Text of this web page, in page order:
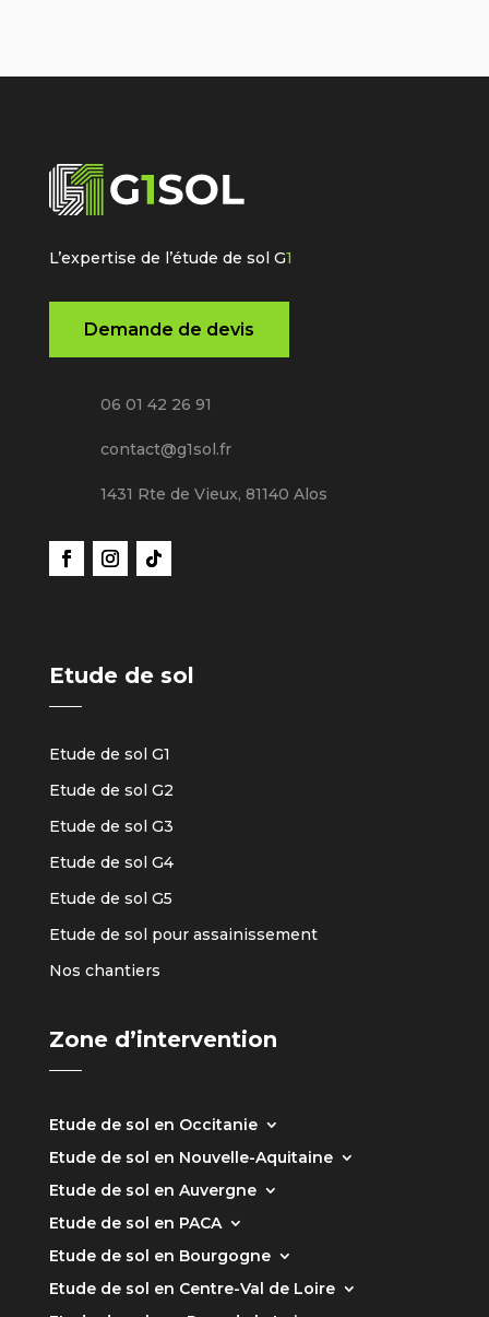
L’expertise de l’étude de sol G1
Demande de devis
06 01 42 26 91
contact@g1sol.fr
1431 Rte de Vieux, 81140 Alos
Etude de sol
Etude de sol G1
Etude de sol G2
Etude de sol G3
Etude de sol G4
Etude de sol G5
Etude de sol pour assainissement
Nos chantiers
Zone d’intervention
Etude de sol en Occitanie
Etude de sol en Nouvelle-Aquitaine
Etude de sol en Auvergne
Etude de sol en PACA
Etude de sol en Bourgogne
Etude de sol en Centre-Val de Loire